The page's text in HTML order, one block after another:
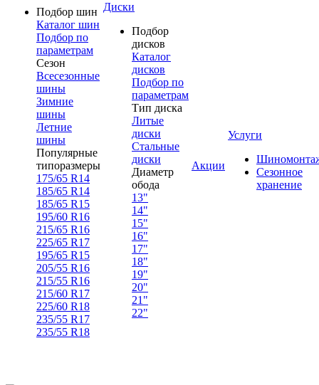
Подбор шин
Каталог шин
Подбор по
параметрам
Сезон
Всесезонные
шины
Зимние
шины
Летние
шины
Популярные
типоразмеры
175/65 R14
185/65 R14
185/65 R15
195/60 R16
215/65 R16
225/65 R17
195/65 R15
205/55 R16
215/55 R16
215/60 R17
225/60 R18
235/55 R17
235/55 R18
Диски
Подбор
дисков
Каталог
дисков
Подбор по
параметрам
Тип диска
Литые
диски
Стальные
диски
Диаметр
обода
13"
14"
15"
16"
17"
18"
19"
20"
21"
22"
Акции
Услуги
Сезонное
хранение